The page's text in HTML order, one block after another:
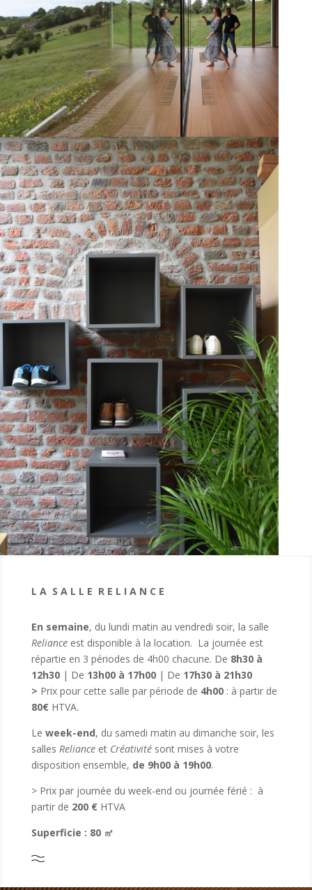
L A S A L L E R E L I A N C E
En semaine, du lundi matin au vendredi soir, la salle
Relianceest disponible à la location. La journée est
répartie en 3 périodes de 4h00 chacune. De 8h30 à
12h30| De 13h00 à 17h00| De 17h30 à 21h30
> Prix pour cette salle par période de 4h00: à partir de
80€HTVA.
Le week-end, du samedi matin au dimanche soir, les
salles Relianceet Créativitésont mises à votre
disposition ensemble, de 9h00 à 19h00.
> Prix par journée du week-end ou journée férié : à
partir de 200 €HTVA
Superficie : 80 ㎡